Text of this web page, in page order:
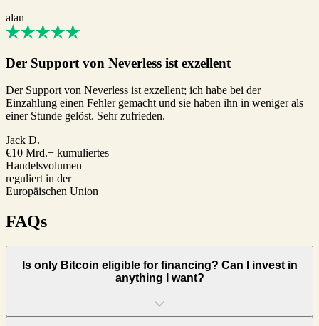
alan
Der Support von Neverless ist exzellent
Der Support von Neverless ist exzellent; ich habe bei der
Einzahlung einen Fehler gemacht und sie haben ihn in weniger als
einer Stunde gelöst. Sehr zufrieden.
Jack D.
€10 Mrd.+ kumuliertes
Handelsvolumen
reguliert in der
Europäischen Union
FAQs
Is only Bitcoin eligible for financing? Can I invest in
anything I want?